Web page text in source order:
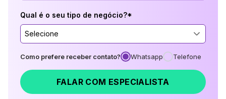
Qual é o seu tipo de negócio?*
Selecione
Como prefere receber contato? Whatsapp Telefone
FALAR COM ESPECIALISTA